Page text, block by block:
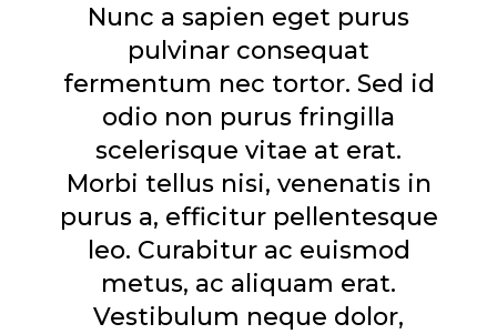
Nunc a sapien eget purus
pulvinar consequat
fermentum nec tortor. Sed id
odio non purus fringilla
scelerisque vitae at erat.
Morbi tellus nisi, venenatis in
purus a, efficitur pellentesque
leo. Curabitur ac euismod
metus, ac aliquam erat.
Vestibulum neque dolor,